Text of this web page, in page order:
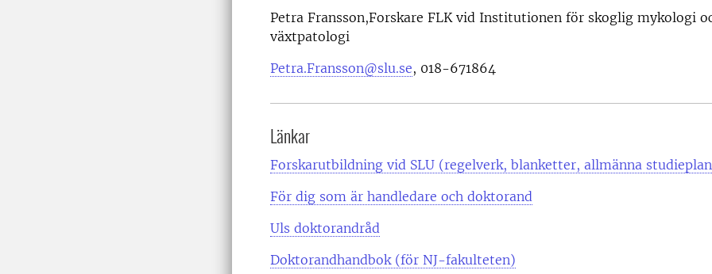
Petra Fransson,Forskare FLK vid Institutionen för skoglig mykologi
växtpatologi
Petra.Fransson@slu.se, 018-671864
Länkar
Forskarutbildning vid SLU (regelverk, blanketter, allmänna
För dig som är handledare och doktorand
Uls doktorandråd
Doktorandhandbok (för NJ-fakulteten)